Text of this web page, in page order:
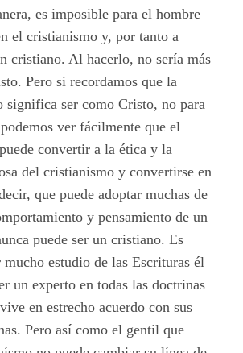
es imposible para el hombre
el cristianismo y, por tanto a
cristiano. Al hacerlo, no sería más
Pero si recordamos que la
significa ser como Cristo, no para
ver fácilmente que el
convertir a la ética y la
del cristianismo y convertirse en
que puede adoptar muchas de
y pensamiento de un
puede ser un cristiano. Es
estudio de las Escrituras él
un experto en todas las doctrinas
en estrecho acuerdo con sus
Pero así como el gentil que